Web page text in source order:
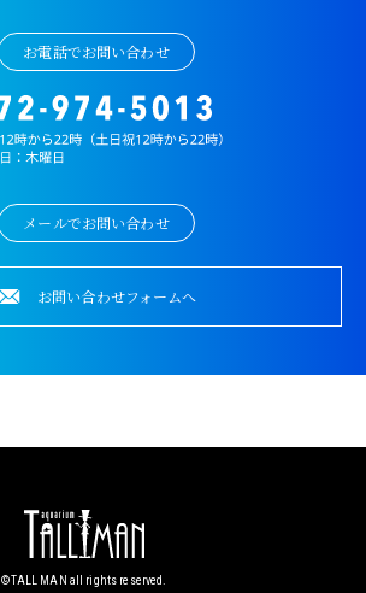
お電話でお問い合わせ
メールでお問い合わせ
お問い合わせフォームへ
©︎TALL MAN all rights reserved.